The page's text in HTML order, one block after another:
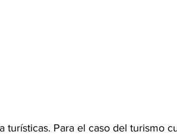
turísticas. Para el caso del turismo